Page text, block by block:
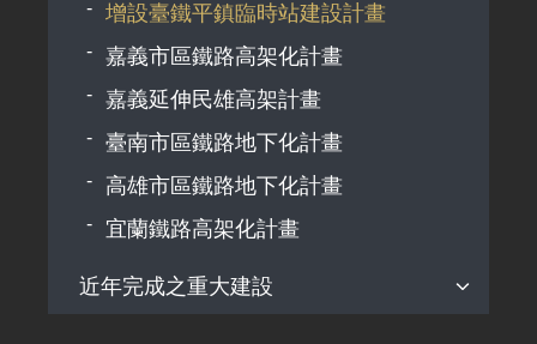
南迴線形改善暨雙軌化計畫
花東鐵路效能提升計畫
增設臺鐵平鎮臨時站建設計畫
嘉義市區鐵路高架化計畫
嘉義延伸民雄高架計畫
臺南市區鐵路地下化計畫
高雄市區鐵路地下化計畫
宜蘭鐵路高架化計畫
近年完成之重大建設